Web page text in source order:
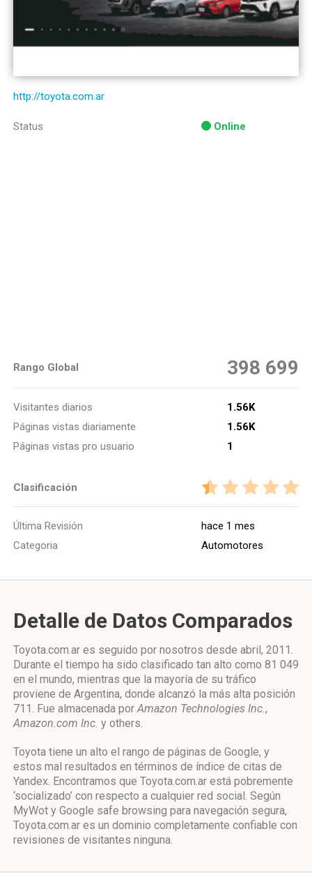
http://toyota.com.ar
Status Online
Rango Global 398 699
Visitantes diarios
1.56K
Páginas vistas diariamente
1.56K
Páginas vistas pro usuario
1
Clasificación
Última Revisión
hace 1 mes
Categoria
Automotores
Detalle de Datos Comparados
Toyota.com.ar es seguido por nosotros desde abril, 2011.
Durante el tiempo ha sido clasificado tan alto como 81 049
en el mundo, mientras que la mayoría de su tráfico
proviene de Argentina, donde alcanzó la más alta posición
711. Fue almacenada porAmazon Technologies Inc.,
Amazon.com Inc. y others.
Toyota tiene un alto el rango de páginas de Google, y
estos mal resultados en términos de índice de citas de
Yandex. Encontramos que Toyota.com.ar está pobremente
‘socializado’ con respecto a cualquier red social. Según
MyWot y Google safe browsing para navegación segura,
Toyota.com.ar es un dominio completamente confiable con
revisiones de visitantes ninguna.